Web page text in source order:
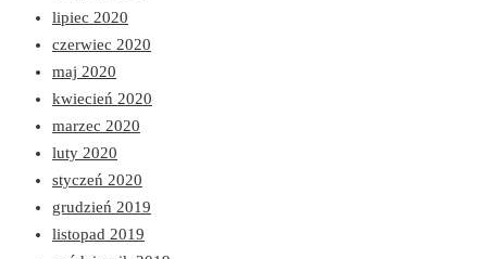
lipiec 2020
czerwiec 2020
maj 2020
kwiecień 2020
marzec 2020
luty 2020
styczeń 2020
grudzień 2019
listopad 2019